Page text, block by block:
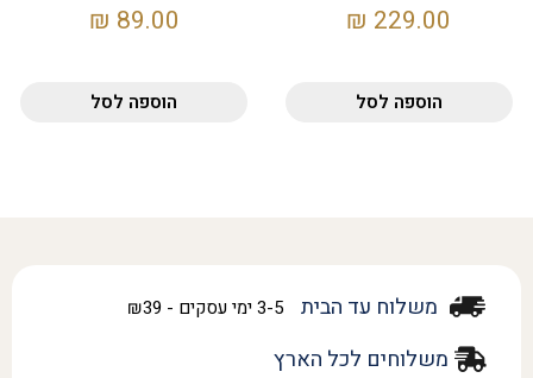
229.00
₪
הוספה לסל
89.00
₪
הוספה לסל
משלוח עד הבית 3-5 ימי עסקים - ₪39
משלוחים לכל הארץ